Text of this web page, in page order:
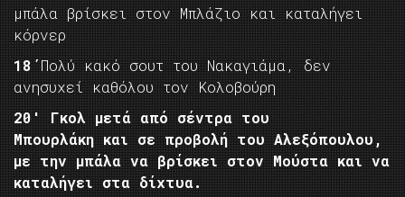
μπάλα βρίσκει στον Μπλάζιο και καταλήγει
κόρνερ
18΄Πολύ κακό σουτ του Νακαγιάμα, δεν
ανησυχεί καθόλου τον Κολοβούρη
20′ Γκολ μετά από σέντρα του
Μπουρλάκη και σε προβολή του Αλεξόπουλου,
με την μπάλα να βρίσκει στον Μούστα και να
καταλήγει στα δίχτυα.